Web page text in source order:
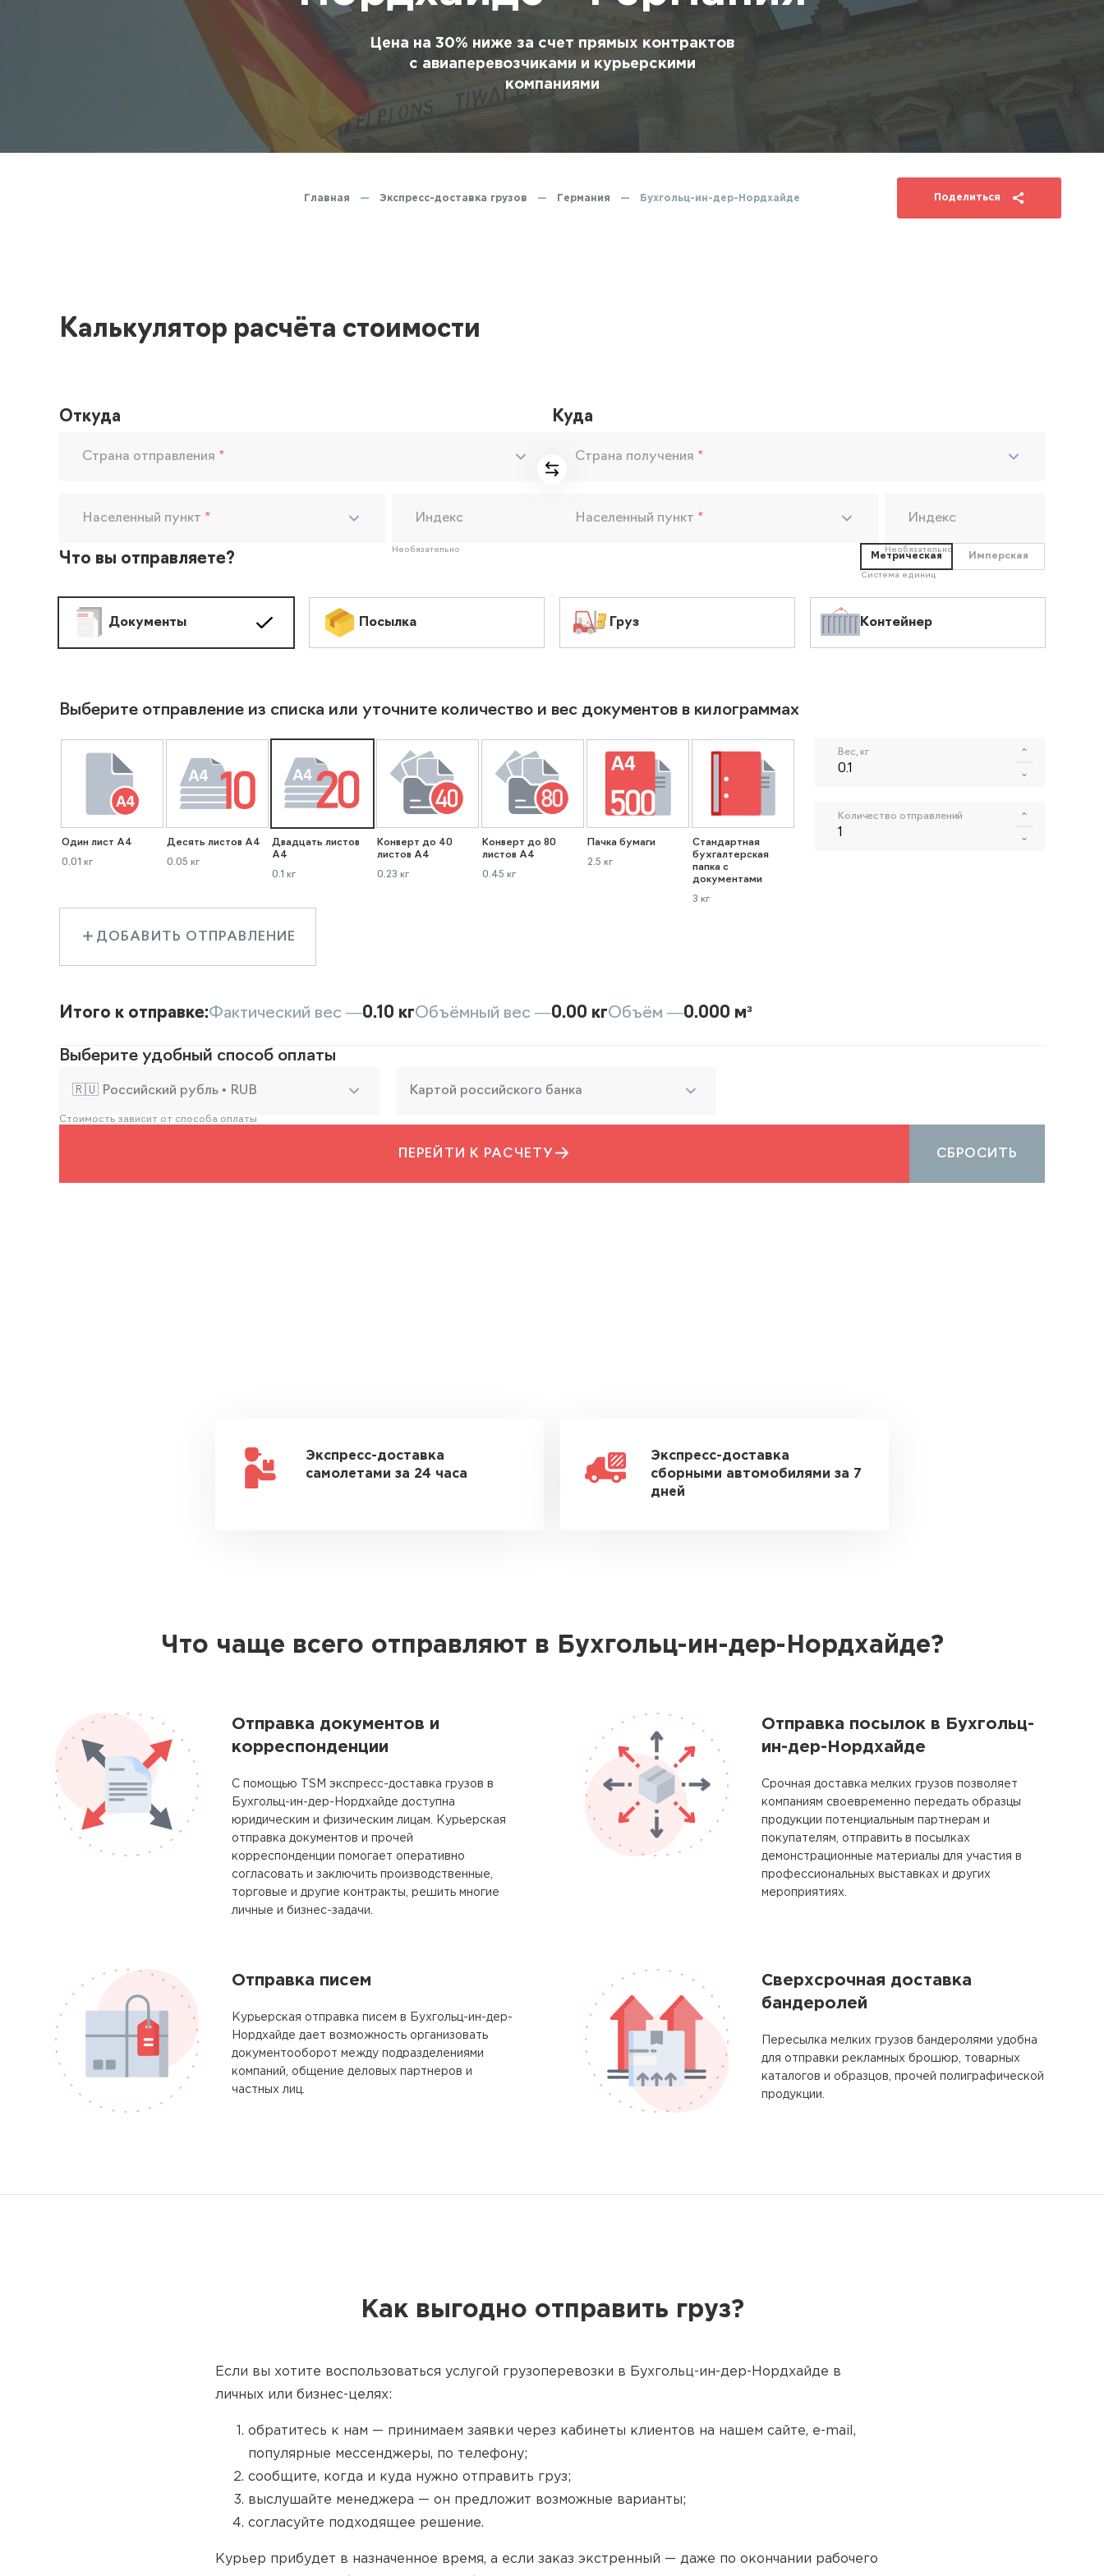
Полезная информация
декларирование
Страхование
Помощь
Цена на 30% ниже за счет прямых контрактов
с авиаперевозчиками и курьерскими
компаниями
Главная — Экспресс-доставка грузов — Германия — Бухгольц-ин-дер-Нордхайде Поделиться
Калькулятор расчёта стоимости
Откуда
Страна отправления *
Населенный пункт * Индекс
Необязательно
Куда
Страна получения *
Населенный пункт * Индекс
Необязательно
Что вы отправляете? Метрическая Имперская
Система единиц
Документы Посылка Груз Контейнер
Выберите отправление из списка или уточните количество и вес документов в килограммах
Один лист А4
0.01 кг
Десять листов А4
0.05 кг
Двадцать листов
А4
0.1 кг
Конверт до 40
листов А4
0.23 кг
Конверт до 80
листов А4
0.45 кг
Пачка бумаги
2.5 кг
Стандартная
бухгалтерская
папка с
документами
3 кг
Вес, кг
Количество отправлений
ДОБАВИТЬ ОТПРАВЛЕНИЕ
Итого к отправке:Фактический вес —0.10 кгОбъёмный вес —0.00 кгОбъём —0.000 м³
Выберите удобный способ оплаты
🇷🇺 Российский рубль • RUB Картой российского банка
Стоимость зависит от способа оплаты
ПЕРЕЙТИ К РАСЧЕТУ СБРОСИТЬ
Экспресс-доставка
самолетами за 24 часа
Экспресс-доставка
сборными автомобилями за 7
дней
Что чаще всего отправляют в Бухгольц-ин-дер-Нордхайде?
Отправка документов и
корреспонденции
С помощью TSM экспресс-доставка грузов в
Бухгольц-ин-дер-Нордхайде доступна
юридическим и физическим лицам. Курьерская
отправка документов и прочей
корреспонденции помогает оперативно
согласовать и заключить производственные,
торговые и другие контракты, решить многие
личные и бизнес-задачи.
Отправка посылок в Бухгольц-
ин-дер-Нордхайде
Срочная доставка мелких грузов позволяет
компаниям своевременно передать образцы
продукции потенциальным партнерам и
покупателям, отправить в посылках
демонстрационные материалы для участия в
профессиональных выставках и других
мероприятиях.
Отправка писем
Курьерская отправка писем в Бухгольц-ин-дер-
Нордхайде дает возможность организовать
документооборот между подразделениями
компаний, общение деловых партнеров и
частных лиц.
Сверхсрочная доставка
бандеролей
Пересылка мелких грузов бандеролями удобна
для отправки рекламных брошюр, товарных
каталогов и образцов, прочей полиграфической
продукции.
Как выгодно отправить груз?
Если вы хотите воспользоваться услугой грузоперевозки в Бухгольц-ин-дер-Нордхайде в
личных или бизнес-целях:
обратитесь к нам — принимаем заявки через кабинеты клиентов на нашем сайте, e-mail,
популярные мессенджеры, по телефону;
сообщите, когда и куда нужно отправить груз;
выслушайте менеджера — он предложит возможные варианты;
согласуйте подходящее решение.
Курьер прибудет в назначенное время, а если заказ экстренный — даже по окончании рабочего